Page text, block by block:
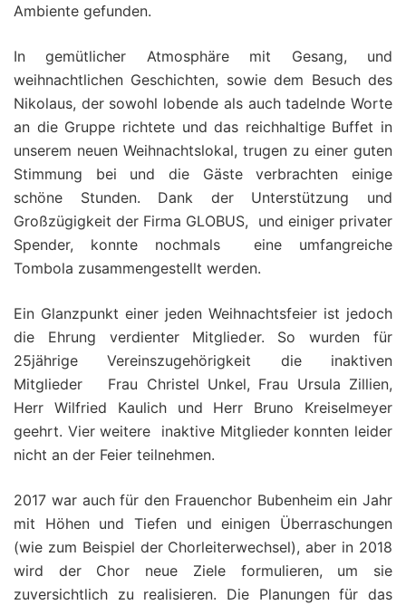
Ambiente gefunden.
In gemütlicher Atmosphäre mit Gesang, und
weihnachtlichen Geschichten, sowie dem Besuch des
Nikolaus, der sowohl lobende als auch tadelnde Worte
an die Gruppe richtete und das reichhaltige Buffet in
unserem neuen Weihnachtslokal, trugen zu einer guten
Stimmung bei und die Gäste verbrachten einige
schöne Stunden. Dank der Unterstützung und
Großzügigkeit der Firma GLOBUS, und einiger privater
Spender, konnte nochmals eine umfangreiche
Tombola zusammengestellt werden.
Ein Glanzpunkt einer jeden Weihnachtsfeier ist jedoch
die Ehrung verdienter Mitglieder. So wurden für
25jährige Vereinszugehörigkeit die inaktiven
Mitglieder Frau Christel Unkel, Frau Ursula Zillien,
Herr Wilfried Kaulich und Herr Bruno Kreiselmeyer
geehrt. Vier weitere inaktive Mitglieder konnten leider
nicht an der Feier teilnehmen.
2017 war auch für den Frauenchor Bubenheim ein Jahr
mit Höhen und Tiefen und einigen Überraschungen
(wie zum Beispiel der Chorleiterwechsel), aber in 2018
wird der Chor neue Ziele formulieren, um sie
zuversichtlich zu realisieren. Die Planungen für das